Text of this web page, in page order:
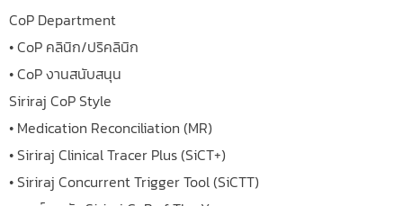
CoP Department
• CoP คลินิก/ปริคลินิก
• CoP งานสนับสนุน
Siriraj CoP Style
• Medication Reconciliation (MR)
• Siriraj Clinical Tracer Plus (SiCT+)
• Siriraj Concurrent Trigger Tool (SiCTT)